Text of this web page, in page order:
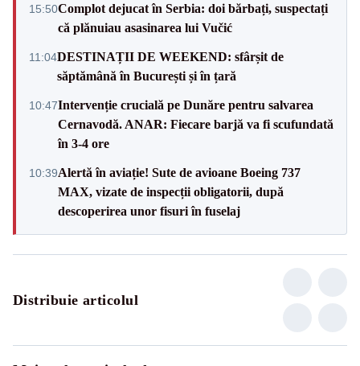
15:50Complot dejucat în Serbia: doi bărbați, suspectați
că plănuiau asasinarea lui Vučić
11:04DESTINAȚII DE WEEKEND: sfârșit de
săptămână în București și în țară
10:47Intervenție crucială pe Dunăre pentru salvarea
Cernavodă. ANAR: Fiecare barjă va fi scufundată
în 3-4 ore
10:39Alertă în aviație! Sute de avioane Boeing 737
MAX, vizate de inspecții obligatorii, după
descoperirea unor fisuri în fuselaj
Distribuie articolul